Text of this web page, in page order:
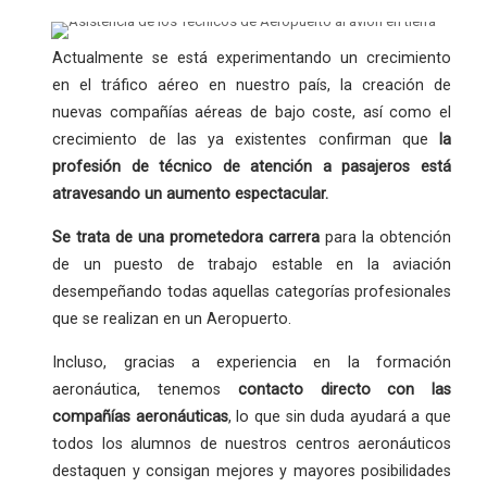
Actualmente se está experimentando un crecimiento
en el tráfico aéreo en nuestro país, la creación de
nuevas compañías aéreas de bajo coste, así como el
crecimiento de las ya existentes confirman que
la
profesión
de técnico de atención a pasajeros está
atravesando un aumento espectacular.
Se trata de unaprometedora carrera para la obtención
de un puesto de trabajo estable en la aviación
desempeñando todas aquellas categorías profesionales
que se realizan en un Aeropuerto.
Incluso, gracias a experiencia en la formación
aeronáutica, tenemos contacto directo con las
compañías aeronáuticas, lo que sin duda ayudará a que
todos los alumnos de nuestros centros aeronáuticos
destaquen y consigan mejores y mayores posibilidades